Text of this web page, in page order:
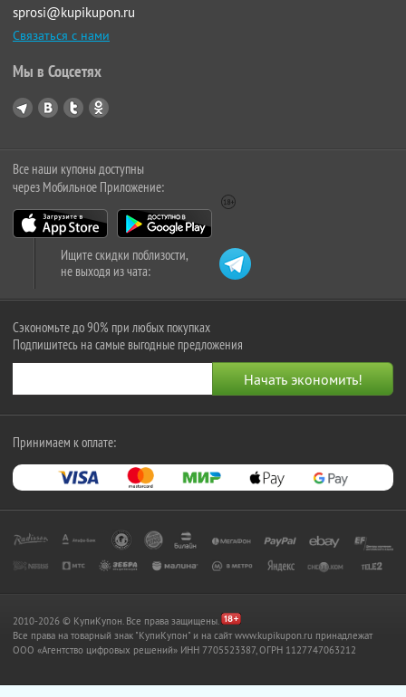
sprosi@kupikupon.ru
Связаться с нами
Мы в Соцсетях
Все наши купоны доступны
через Мобильное Приложение:
Ищите скидки поблизости,
не выходя из чата:
Сэкономьте до 90% при любых покупках
Подпишитесь на самые выгодные предложения
Принимаем к оплате:
2010-2026 © КупиКупон. Все права защищены.
Все права на товарный знак "КупиКупон" и на сайт www.kupikupon.ru принадлежат
OOO «Агентство цифровых решений» ИНН 7705523387, ОГРН 1127747063212